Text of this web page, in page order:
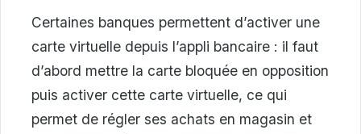
Certaines banques permettent d’activer une
carte virtuelle depuis l’appli bancaire : il faut
d’abord mettre la carte bloquée en opposition
puis activer cette carte virtuelle, ce qui
permet de régler ses achats en magasin et